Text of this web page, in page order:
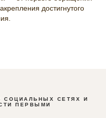
достигнутого
СОЦИАЛЬНЫХ СЕТЯХ И
ПЕРВЫМИ